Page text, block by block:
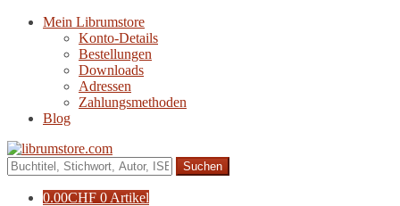
Navigation
Zum
Mein Librumstore
Konto-Details
Bestellungen
Downloads
Adressen
Zahlungsmethoden
Blog
Suche
nach:
0.00CHF 0 Artikel